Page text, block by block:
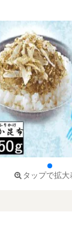
タップで拡大